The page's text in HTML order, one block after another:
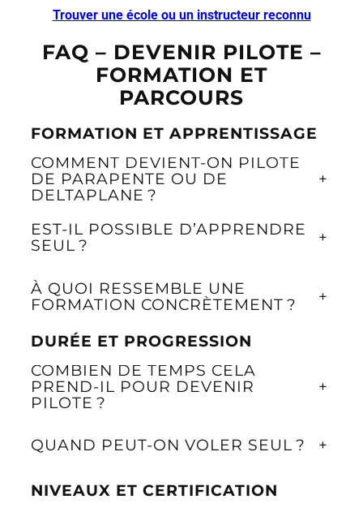
Trouver une école ou un instructeur reconnu
FAQ – DEVENIR PILOTE –
FORMATION ET
PARCOURS
FORMATION ET APPRENTISSAGE
COMMENT DEVIENT‑ON PILOTE
DE PARAPENTE OU DE
DELTAPLANE ?
+
EST-IL POSSIBLE D’APPRENDRE
SEUL ?
+
À QUOI RESSEMBLE UNE
FORMATION CONCRÈTEMENT ?
+
DURÉE ET PROGRESSION
COMBIEN DE TEMPS CELA
PREND-IL POUR DEVENIR
PILOTE ?
+
QUAND PEUT-ON VOLER SEUL ? +
NIVEAUX ET CERTIFICATION